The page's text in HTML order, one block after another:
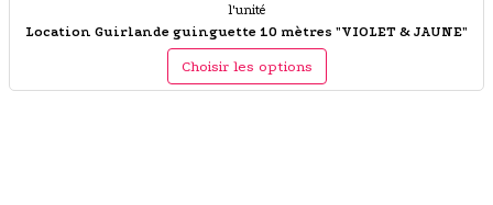
l'unité
Location Guirlande guinguette 10 mètres "VIOLET & JAUNE"
Choisir les options